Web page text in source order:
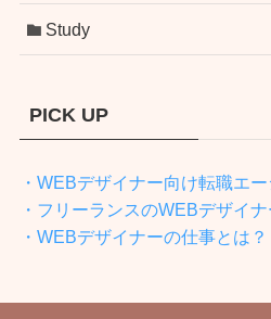
Study
PICK UP
・WEBデザイナー向け転職エー
・フリーランスのWEBデザイ
・WEBデザイナーの仕事とは？